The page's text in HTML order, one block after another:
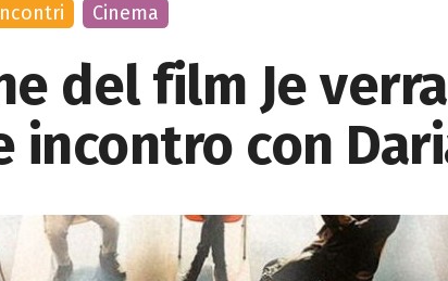
del film Je
incontro con
Cinema